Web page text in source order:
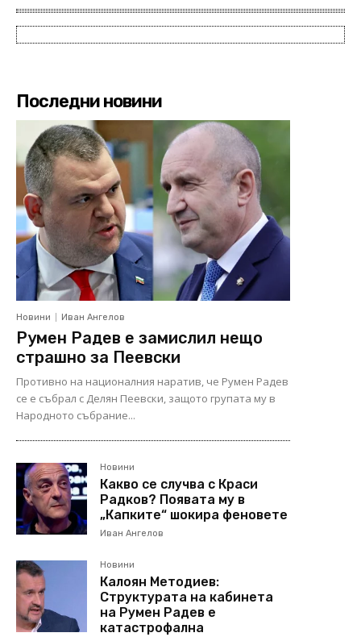
Последни новини
Новини Иван Ангелов
Румен Радев е замислил нещо
страшно за Пеевски
Противно на националния наратив, че Румен Радев
се е събрал с Делян Пеевски, защото групата му в
Народното събрание...
Новини
Какво се случва с Краси
Радков? Появата му в
„Капките“ шокира феновете
Иван Ангелов
Новини
Калоян Методиев:
Структурата на кабинета
на Румен Радев е
катастрофална